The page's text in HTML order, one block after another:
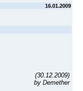
16.01.2009
(30.12.2009)
by Demether